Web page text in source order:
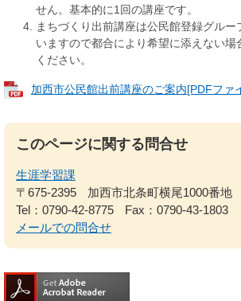
せん。基本的に1回の講座です。
まちづくり出前講座は公民館登録グル
いますので都合により希望に添えない場
ください。
加西市公民館出前講座のご案内[PDFファ
このページに関する問合せ
生涯学習課
〒675-2395
加西市北条町横尾1000番地
Tel：0790-42-8775
Fax：0790-43-1803
メールでの問合せ